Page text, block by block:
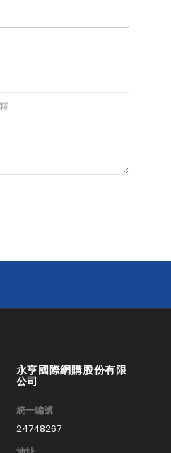
永亨國際網購股份有限
公司
統一編號
24748267